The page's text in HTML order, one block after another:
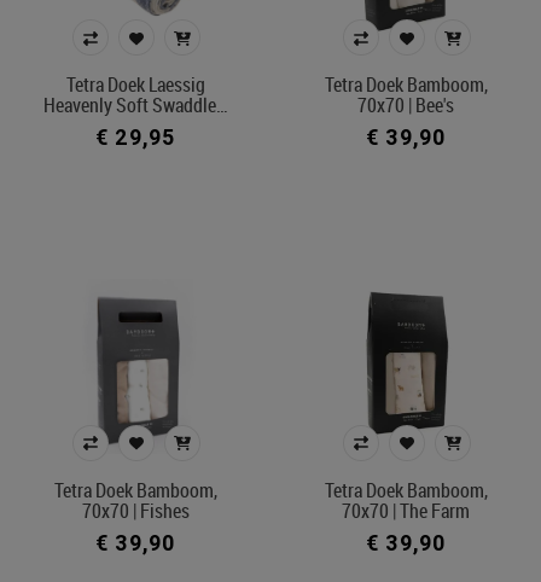
In voorraad
Ecocheque artikelen
Tetra Doek Laessig
Heavenly Soft Swaddle…
€ 29,95
Tetra Doek Bamboom,
70x70 | Bee's
€ 39,90
Tetra Doek Bamboom,
70x70 | Fishes
€ 39,90
Tetra Doek Bamboom,
70x70 | The Farm
€ 39,90